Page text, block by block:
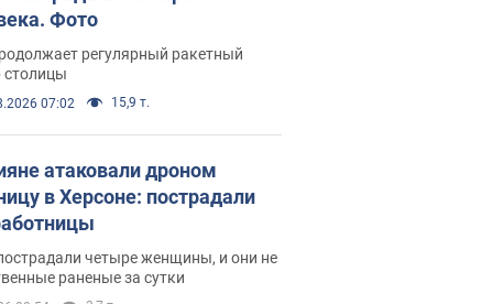
Фото
регулярный ракетный
столицы
07:02 15,9 т.
атаковали дроном
в Херсоне: пострадали
четыре женщины, и они не
раненые за сутки